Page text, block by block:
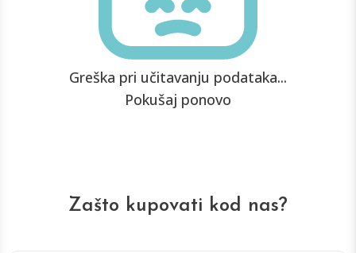
Greška pri učitavanju podataka...
Pokušaj ponovo
Zašto kupovati kod nas?